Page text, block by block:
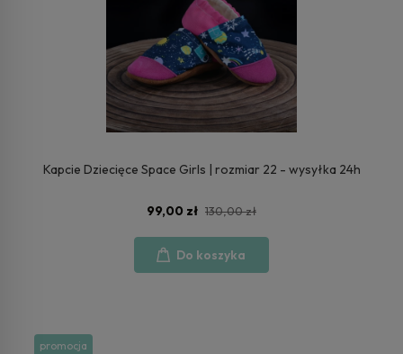
Kapcie Dziecięce Space Girls | rozmiar 22 - wysyłka 24h
99,00 zł 130,00 zł
Do koszyka
promocja